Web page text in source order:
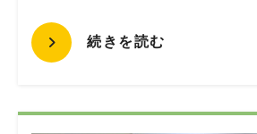
続きを読む